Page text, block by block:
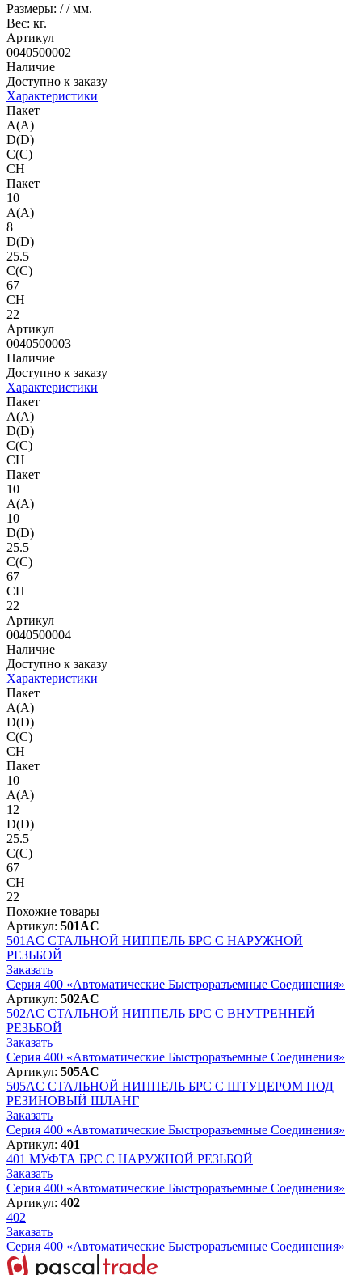
Размеры: //мм.
Вес: кг.
Артикул
0040500002
Наличие
Доступно к заказу
Характеристики
Пакет
A(A)
D(D)
C(C)
CH
Пакет
10
A(A)
8
D(D)
25.5
C(C)
67
CH
22
Артикул
0040500003
Наличие
Доступно к заказу
Характеристики
Пакет
A(A)
D(D)
C(C)
CH
Пакет
10
A(A)
10
D(D)
25.5
C(C)
67
CH
22
Артикул
0040500004
Наличие
Доступно к заказу
Характеристики
Пакет
A(A)
D(D)
C(C)
CH
Пакет
10
A(A)
12
D(D)
25.5
C(C)
67
CH
22
Похожие товары
Артикул: 501AC
501AC СТАЛЬНОЙ НИППЕЛЬ БРС С НАРУЖНОЙ
РЕЗЬБОЙ
Заказать
Серия 400 «Автоматические Быстроразъемные Соединения»
Артикул: 502AC
502AC СТАЛЬНОЙ НИППЕЛЬ БРС С ВНУТРЕННЕЙ
РЕЗЬБОЙ
Заказать
Серия 400 «Автоматические Быстроразъемные Соединения»
Артикул: 505AC
505AC СТАЛЬНОЙ НИППЕЛЬ БРС С ШТУЦЕРОМ ПОД
РЕЗИНОВЫЙ ШЛАНГ
Заказать
Серия 400 «Автоматические Быстроразъемные Соединения»
Артикул: 401
401 МУФТА БРС С НАРУЖНОЙ РЕЗЬБОЙ
Заказать
Серия 400 «Автоматические Быстроразъемные Соединения»
Артикул: 402
402
Заказать
Серия 400 «Автоматические Быстроразъемные Соединения»